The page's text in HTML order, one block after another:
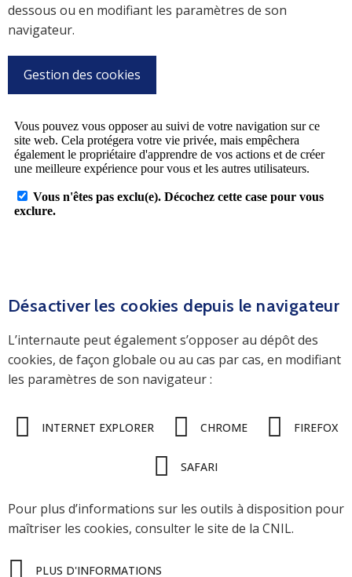
dessous ou en modifiant les paramètres de son
navigateur.
Gestion des cookies
Désactiver les cookies depuis le navigateur
L’internaute peut également s’opposer au dépôt des
cookies, de façon globale ou au cas par cas, en modifiant
les paramètres de son navigateur :
INTERNET EXPLORER CHROME FIREFOX
SAFARI
Pour plus d’informations sur les outils à disposition pour
maîtriser les cookies, consulter le site de la CNIL.
PLUS D'INFORMATIONS